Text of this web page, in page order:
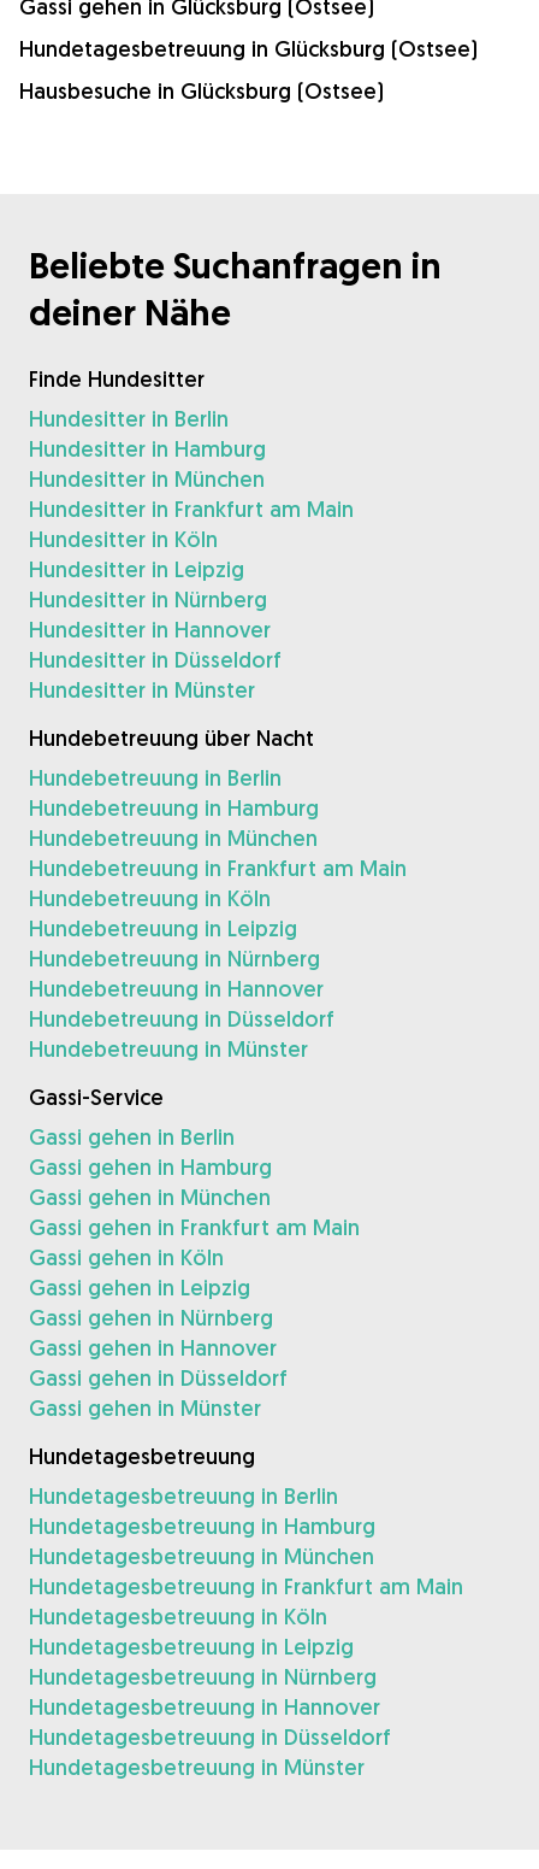
Gassi gehen in Glücksburg (Ostsee)
Hundetagesbetreuung in Glücksburg (Ostsee)
Hausbesuche in Glücksburg (Ostsee)
Beliebte Suchanfragen in
deiner Nähe
Finde Hundesitter
Hundesitter in Berlin
Hundesitter in Hamburg
Hundesitter in München
Hundesitter in Frankfurt am Main
Hundesitter in Köln
Hundesitter in Leipzig
Hundesitter in Nürnberg
Hundesitter in Hannover
Hundesitter in Düsseldorf
Hundesitter in Münster
Hundebetreuung über Nacht
Hundebetreuung in Berlin
Hundebetreuung in Hamburg
Hundebetreuung in München
Hundebetreuung in Frankfurt am Main
Hundebetreuung in Köln
Hundebetreuung in Leipzig
Hundebetreuung in Nürnberg
Hundebetreuung in Hannover
Hundebetreuung in Düsseldorf
Hundebetreuung in Münster
Gassi-Service
Gassi gehen in Berlin
Gassi gehen in Hamburg
Gassi gehen in München
Gassi gehen in Frankfurt am Main
Gassi gehen in Köln
Gassi gehen in Leipzig
Gassi gehen in Nürnberg
Gassi gehen in Hannover
Gassi gehen in Düsseldorf
Gassi gehen in Münster
Hundetagesbetreuung
Hundetagesbetreuung in Berlin
Hundetagesbetreuung in Hamburg
Hundetagesbetreuung in München
Hundetagesbetreuung in Frankfurt am Main
Hundetagesbetreuung in Köln
Hundetagesbetreuung in Leipzig
Hundetagesbetreuung in Nürnberg
Hundetagesbetreuung in Hannover
Hundetagesbetreuung in Düsseldorf
Hundetagesbetreuung in Münster